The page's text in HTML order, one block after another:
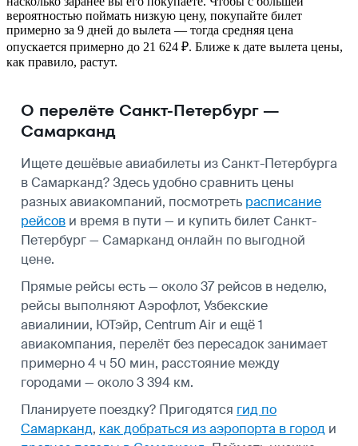
вероятностью поймать низкую цену, покупайте билет
примерно за 9 дней до вылета — тогда средняя цена
опускается примерно до 21 624 ₽. Ближе к дате вылета цены,
как правило, растут.
О перелёте Санкт-Петербург —
Самарканд
Ищете дешёвые авиабилеты из Санкт-Петербурга
в Самарканд? Здесь удобно сравнить цены
разных авиакомпаний, посмотреть расписание
рейсов и время в пути — и купить билет Санкт-
Петербург — Самарканд онлайн по выгодной
цене.
Прямые рейсы есть — около 37 рейсов в неделю,
рейсы выполняют Аэрофлот, Узбекские
авиалинии, ЮТэйр, Centrum Air и ещё 1
авиакомпания, перелёт без пересадок занимает
примерно 4 ч 50 мин, расстояние между
городами — около 3 394 км.
Планируете поездку? Пригодятся гид по
Самарканд, как добраться из аэропорта в город и